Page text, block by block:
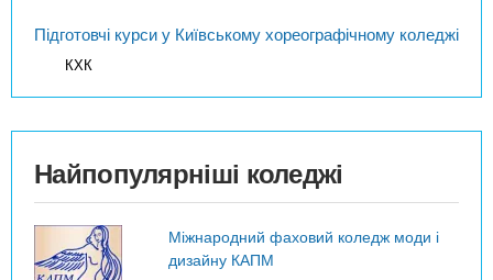
Підготовчі курси у Київському хореографічному коледжі
КХК
Найпопулярніші коледжі
Міжнародний фаховий коледж моди і
дизайну КАПМ